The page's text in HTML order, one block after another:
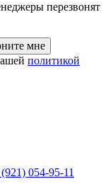
перезвонят
мне
политикой
054-95-11